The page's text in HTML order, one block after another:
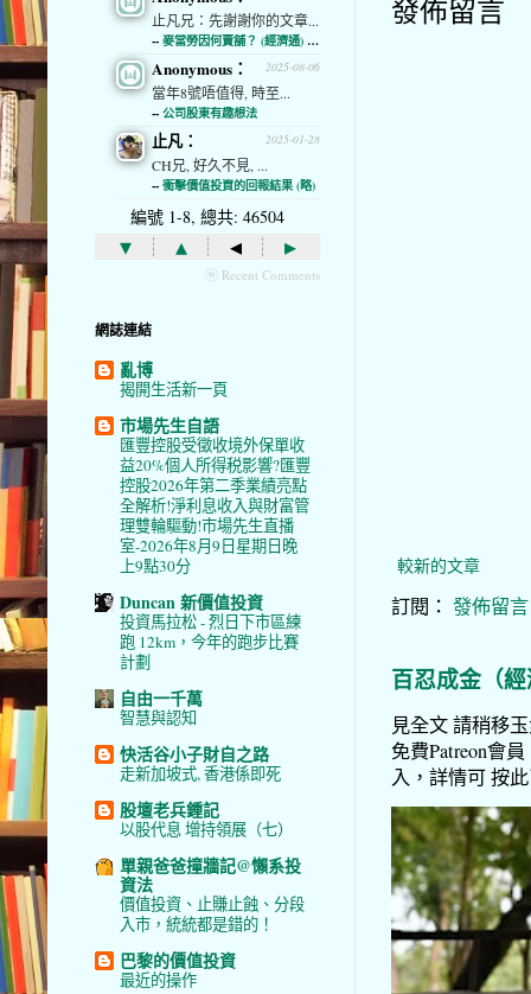
發佈留言
較新的文章
訂閱： 發佈留
百忍成金（
見全文 請稍移
免費Patreon會
入，詳情可 按
止凡兄：先謝謝你的文章...
-- 麥當勞因何賣舖？ (經濟通) (略)
2025-08-06
Anonymous：
當年8號唔值得, 時至...
-- 公司股東有趣想法
2025-01-28
止凡：
CH兄, 好久不見, ...
-- 衝擊價值投資的回報結果 (略)
編號 1-8, 總共: 46504
▾ ▴ ◂ ▸
ⓦ Recent Comments
網誌連結
亂博
揭開生活新一頁
市場先生自語
匯豐控股受徵收境外保單收
益20%個人所得税影響?匯豐
控股2026年第二季業績亮點
全解析!淨利息收入與財富管
理雙輪驅動!市場先生直播
室-2026年8月9日星期日晚
上9點30分
Duncan 新價值投資
投資馬拉松 - 烈日下市區練
跑 12km，今年的跑步比賽
計劃
自由一千萬
智慧與認知
快活谷小子財自之路
走新加坡式, 香港係即死
股壇老兵鍾記
以股代息 增持領展（七）
單親爸爸撞牆記@懶系投
資法
價值投資、止賺止蝕、分段
入市，統統都是錯的！
巴黎的價值投資
最近的操作